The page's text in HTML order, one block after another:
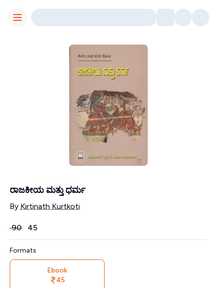
Toggle Menu
ರಾಜಕೀಯ ಮತ್ತು ಧರ್ಮ
Contributors
By Kirtinath Kurtkoti
Price
₹90 45
Formats
Ebook
45